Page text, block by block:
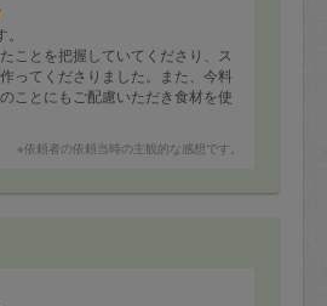
ことを把握していてくださり、ス
ってくださりました。また、今料
ことにもご配慮いただき食材を使
た。
※依頼者の依頼当時の主観的な感想です。